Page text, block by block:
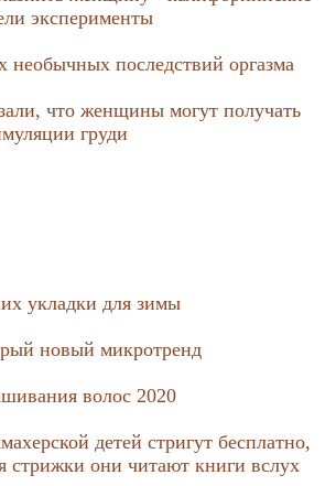
эксперименты
необычных последствий оргазма
что женщины могут получать
груди
укладки для зимы
новый микротренд
волос 2020
детей стригут бесплатно,
стрижки они читают книги вслух